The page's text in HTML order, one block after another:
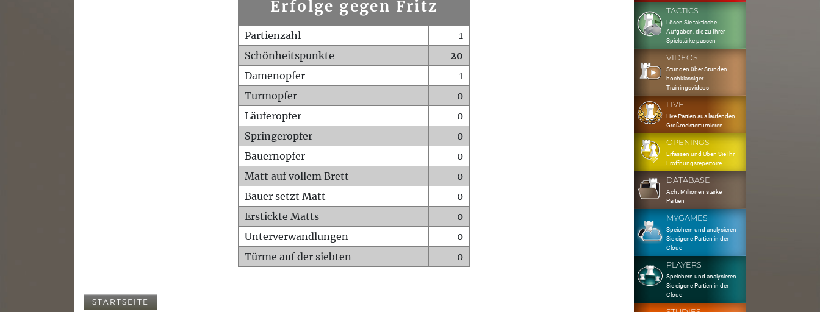
Erfolge gegen Fritz
Partienzahl
1
Schönheitspunkte
20
Damenopfer
1
Turmopfer
0
Läuferopfer
0
Springeropfer
0
Bauernopfer
0
Matt auf vollem Brett
0
Bauer setzt Matt
0
Erstickte Matts
0
Unterverwandlungen
0
Türme auf der siebten
0
STARTSEITE
TACTICS
Lösen Sie taktische
Aufgaben, die zu Ihrer
Spielstärke passen
VIDEOS
Stunden über Stunden
hochklassiger
Trainingsvideos
LIVE
Live Partien aus laufenden
Großmeisterturnieren
OPENINGS
Erfassen und Üben Sie Ihr
Eröffnungsrepertoire
DATABASE
Acht Millionen starke
Partien
MYGAMES
Speichern und analysieren
Sie eigene Partien in der
Cloud
PLAYERS
Speichern und analysieren
Sie eigene Partien in der
Cloud